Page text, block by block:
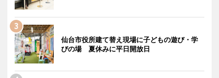
仙台市役所建て替え現場に子どもの遊び・学
びの場 夏休みに平日開放日